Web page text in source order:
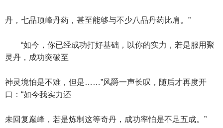
丹，七品顶峰丹药，甚至能够与不少八品丹药比肩。”
“如今，你已经成功打好基础，以你的实力，若是服用聚
灵丹，成功突破至
神灵境怕是不难，但是……”风爵一声长叹，随后才再度开
口：“如今我实力还
未回复巅峰，若是炼制这等奇丹，成功率怕是不足五成。”